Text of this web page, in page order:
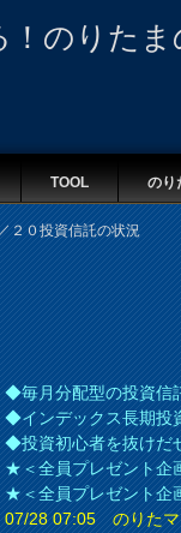
！のりた
TOOL のり
２０投資信託の状況
◆毎月分配型の投資信
◆インデックス長期投
◆投資初心者を抜けだ
★＜全員プレゼント企
★＜全員プレゼント企
07/28 07:05 のりたマ